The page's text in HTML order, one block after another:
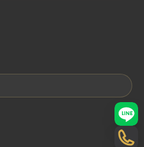
LINE
電話